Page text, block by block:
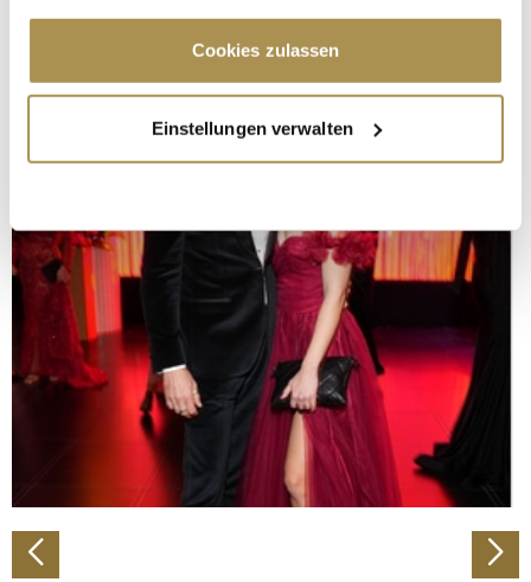
Cookie-Erklärung oder durch Klicken auf das Privacy
Trigger Symbol ändern oder widerrufen
Informationen über Ihre geografische Lage
erfassen, welche bis auf einige Meter genau sein
bestimmten Merkmalen (Fingerprinting) identifizieren
Erfahren Sie mehr darüber, wie Ihre persönlichen Daten
verarbeitet werden, und legen Sie Ihre Präferenzen im
Abschnitt Einzelheiten
Wir verwenden Cookies, um Inhalte und Anzeigen zu
personalisieren, Funktionen für soziale Medien anbieten
zu können und die Zugriffe auf unsere Website zu
analysieren. Außerdem geben wir Informationen zu Ihrer
Verwendung unserer Website an unsere Partner für
soziale Medien, Werbung und Analysen weiter. Unsere
Partner führen diese Informationen möglicherweise mit
Cookies zulassen
Einstellungen verwalten